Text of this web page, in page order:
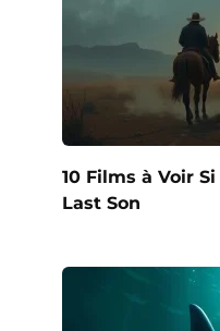
10 Films à Voir
Last Son